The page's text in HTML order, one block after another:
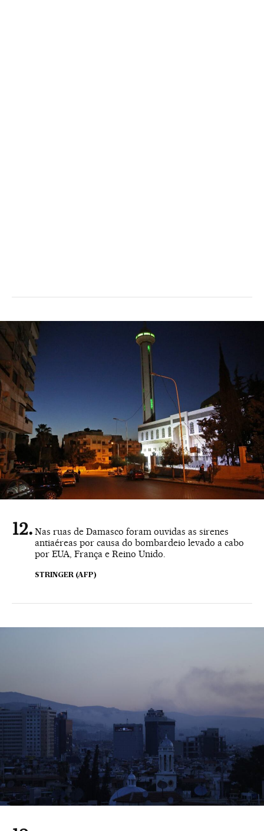
Nas ruas de Damasco foram ouvidas as sirenes
antiaéreas por causa do bombardeio levado a cabo
por EUA, França e Reino Unido.
STRINGER (AFP)